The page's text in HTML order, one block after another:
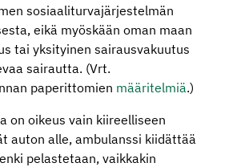
sosiaaliturvajärjestelmän
eikä myöskään oman maan
tai yksityinen sairausvakuutus
sairautta. (Vrt.
paperittomien määritelmiä.)
on oikeus vain kiireelliseen
auton alle, ambulanssi kiidättää
pelastetaan, vaikkakin